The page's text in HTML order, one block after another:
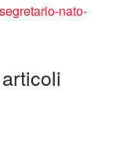
nato-